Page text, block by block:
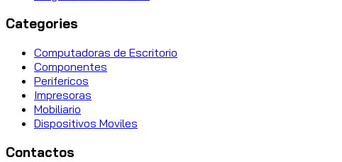
Categories
Computadoras de Escritorio
Componentes
Perifericos
Impresoras
Mobiliario
Dispositivos Moviles
Contactos